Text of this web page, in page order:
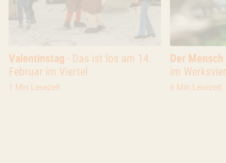
Blog
Valentinstag - Das ist los am 14.
Februar im Viertel
1 Min Lesezeit
Blog
Der
im
besonders
6 Min Lesezeit